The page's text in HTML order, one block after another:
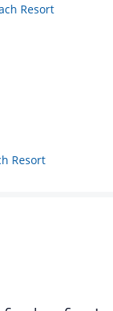
Resort
Resort